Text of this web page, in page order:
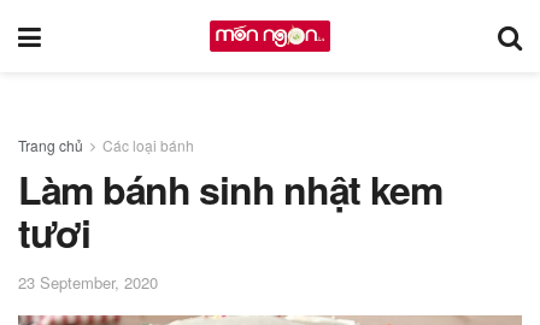
Trang chủ Các loại bánh
Làm bánh sinh nhật kem
tươi
23 September, 2020